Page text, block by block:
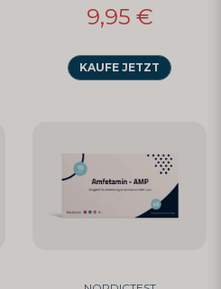
9,95 €
KAUFE JETZT